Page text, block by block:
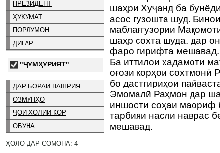
ПРЕЗИДЕНТ
ҲУКУМАТ
ПОРЛУМОН
ДИГАР
"ҶУМҲУРИЯТ"
ДАР БОРАИ НАШРИЯ
ОЗМУНҲО
ҶОИ ХОЛИИ КОР
ОБУНА
ҲОЛО ДАР СОМОНА: 4
шаҳри Хуҷанд ба
асос гузошта шуд.
маблағгузории
шаҳр сохта шуда, дар
фаро гирифта мешавад.
Ба иттилои хадамоти
оғози корҳои сохтмонӣ
бо дастгириҳои
Эмомалӣ Раҳмон дар
иншооти соҳаи маориф
тарбияи насли наврас
мешавад.